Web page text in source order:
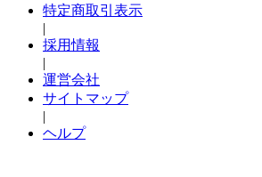
特定商取引表示
|
採用情報
|
運営会社
サイトマップ
|
ヘルプ